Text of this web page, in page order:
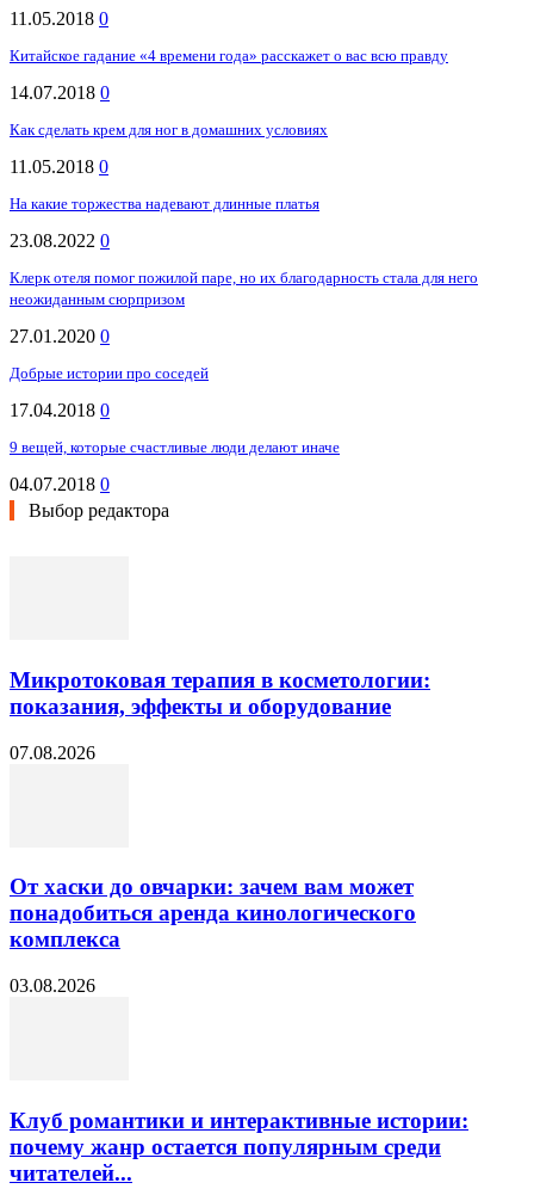
11.05.2018 0
Китайское гадание «4 времени года» расскажет о вас всю правду
14.07.2018 0
Как сделать крем для ног в домашних условиях
11.05.2018 0
На какие торжества надевают длинные платья
23.08.2022 0
Клерк отеля помог пожилой паре, но их благодарность стала для него
неожиданным сюрпризом
27.01.2020 0
Добрые истории про соседей
17.04.2018 0
9 вещей, которые счастливые люди делают иначе
04.07.2018 0
Выбор редактора
Микротоковая терапия в косметологии:
показания, эффекты и оборудование
07.08.2026
От хаски до овчарки: зачем вам может
понадобиться аренда кинологического
комплекса
03.08.2026
Клуб романтики и интерактивные истории:
почему жанр остается популярным среди
читателей...